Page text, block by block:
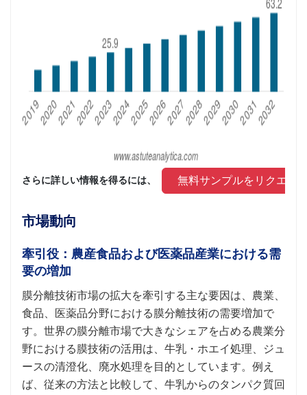
さらに詳しい情報を得るには、 無料サンプルをリクエス
市場動向
牽引役：農産食品および医薬品産業における需
要の増加
膜分離技術市場の拡大を牽引する主な要因は、農業、
食品、医薬品分野における膜分離技術の需要増加で
す。世界の膜分離市場で大きなシェアを占める農業分
野における膜技術の活用は、牛乳・ホエイ処理、ジュ
ースの清澄化、廃水処理を目的としています。例え
ば、従来の方法と比較して、牛乳からのタンパク質回